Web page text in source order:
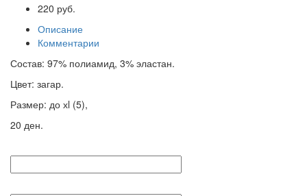
220 руб.
Описание
Комментарии
Состав: 97% полиамид, 3% эластан.
Цвет: загар.
Размер: до хl (5),
20 ден.